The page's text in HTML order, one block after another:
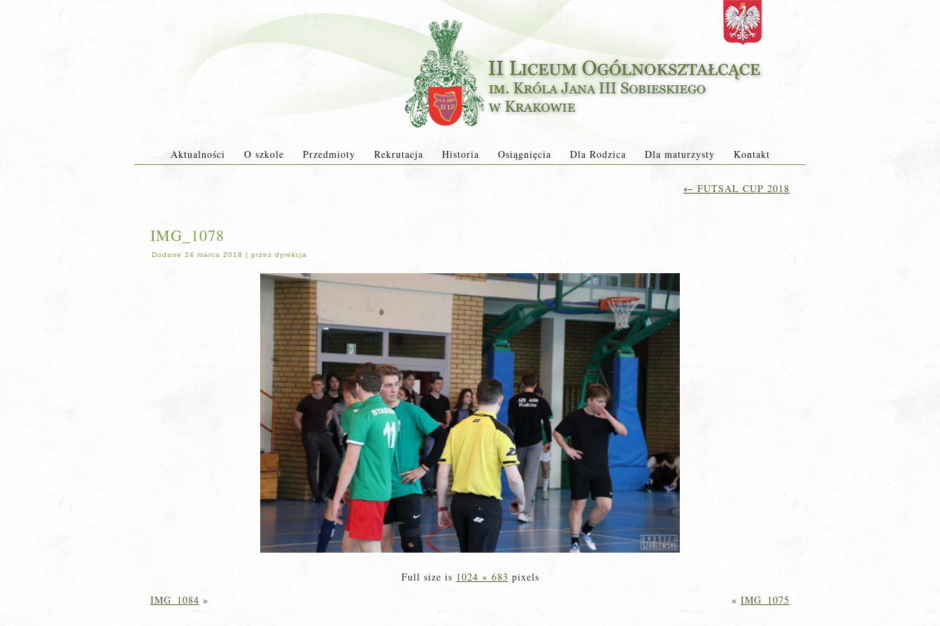
Aktualności O szkole Przedmioty Rekrutacja Historia Osiągnięcia Dla Rodzica Dla maturzysty Kontakt
← FUTSAL CUP 2018
IMG_1078
Dodane 24 marca 2018 | przez dyrekcja
Full size is 1024 × 683 pixels
IMG_1084 » « IMG_1075